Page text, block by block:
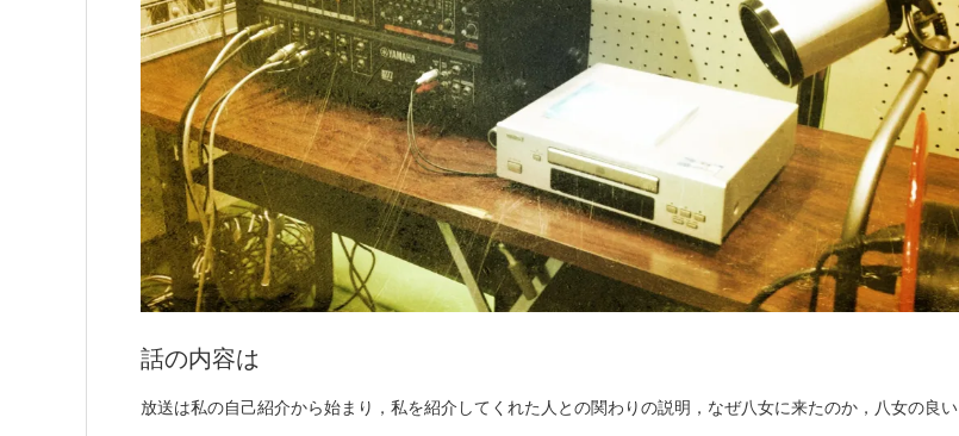
話の内容は
放送は私の自己紹介から始まり，私を紹介してくれた人との関わりの説明，なぜ八女に来たのか，八女の良い